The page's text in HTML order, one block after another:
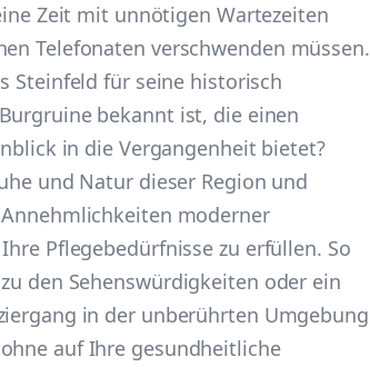
Zeit mit unnötigen Wartezeiten
Telefonaten verschwenden müssen.
Steinfeld für seine historisch
bekannt ist, die einen
in die Vergangenheit bietet?
und Natur dieser Region und
moderner
Pflegebedürfnisse zu erfüllen. So
den Sehenswürdigkeiten oder ein
in der unberührten Umgebung
auf Ihre gesundheitliche